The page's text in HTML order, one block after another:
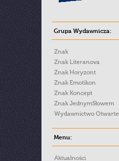
Grupa Wydawnicza:
Znak
Znak Literanova
Znak Horyzont
Znak Emotikon
Znak Koncept
Znak JednymSłowem
Wydawnictwo Otwarte
Menu:
Aktualności